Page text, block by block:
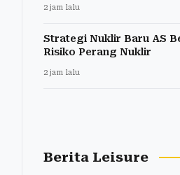
2 jam lalu
Strategi Nuklir Baru AS
Risiko Perang Nuklir
2 jam lalu
Berita Leisure